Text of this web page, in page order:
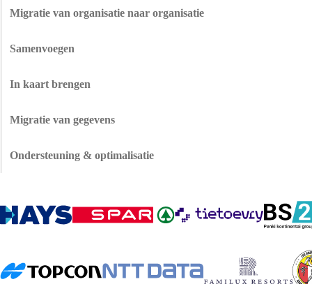
Lightning zonder uw workflows, aangepaste code of integraties te verstoren.
Uw team krijgt moderne functies en betere prestaties, terwijl alles blijft
Migratie van organisatie naar organisatie
omgevingen. Uw gegevens in verschillende omgevingen blijven consistent
Samenvoegen
workflows op elkaar af en geven we u één enkel beeld van uw bedrijf in
In kaart brengen
der jaren zijn opgebouwd. We brengen alles in kaart in de structuur van
Salesforce, zodat uw unieke gegevensmodel correct wordt vertaald zonder
Migratie van gegevens
voorkomen, omvatten onze Salesforce-gegevensmigratieservices een audit,
het opschonen en standaardiseren van de records. We verwijderen
Ondersteuning & optimalisatie
terwijl u ontdekt wat werkt. Dit is inbegrepen in onze Migratiediensten als
verzekering dat uw investering op lange termijn rendeert.